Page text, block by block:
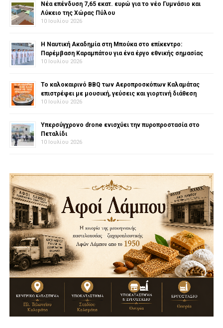
Νέα επένδυση 7,65 εκατ. ευρώ για το νέο Γυμνάσιο και
Λύκειο της Χώρας Πύλου
10 Ιουλίου 2026
Η Ναυτική Ακαδημία στη Μπούκα στο επίκεντρο:
Παρέμβαση Καραμπάτου για ένα έργο εθνικής σημασίας
10 Ιουλίου 2026
Το καλοκαιρινό BBQ των Αεροπροσκόπων Καλαμάτας
επιστρέφει με μουσική, γεύσεις και γιορτινή διάθεση
10 Ιουλίου 2026
Υπερσύγχρονο drone ενισχύει την πυροπροστασία στο
Πεταλίδι
10 Ιουλίου 2026